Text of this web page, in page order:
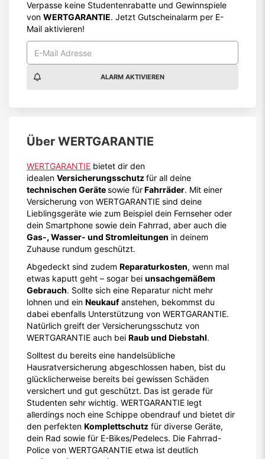
Verpasse keine Studentenrabatte und Gewinnspiele
von WERTGARANTIE. Jetzt Gutscheinalarm per E-
Mail aktivieren!
ALARM AKTIVIEREN
Über WERTGARANTIE
WERTGARANTIE bietet dir den
idealen Versicherungsschutzfür all deine
technischen Gerätesowie fürFahrräder. Mit einer
Versicherung von WERTGARANTIE sind deine
Lieblingsgeräte wie zum Beispiel dein Fernseher oder
dein Smartphone sowie dein Fahrrad, aber auch die
Gas-, Wasser- und Stromleitungen in deinem
Zuhause rundum geschützt.
Abgedeckt sind zudem Reparaturkosten, wenn mal
etwas kaputt geht – sogar bei unsachgemäßem
Gebrauch. Sollte sich eine Reparatur nicht mehr
lohnen und ein Neukaufanstehen, bekommst du
dabei ebenfalls Unterstützung von WERTGARANTIE.
Natürlich greift der Versicherungsschutz von
WERTGARANTIE auch bei Raub und Diebstahl.
Solltest du bereits eine handelsübliche
Hausratversicherung abgeschlossen haben, bist du
glücklicherweise bereits bei gewissen Schäden
versichert und gut geschützt. Das ist gerade für
Studenten sehr wichtig. WERTGARANTIE legt
allerdings noch eine Schippe obendrauf und bietet dir
den perfekten Komplettschutz für diverse Geräte,
dein Rad sowie für E-Bikes/Pedelecs. Die Fahrrad-
Police von WERTGARANTIE etwa ist deutlich